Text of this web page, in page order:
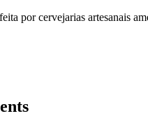
por cervejarias artesanais